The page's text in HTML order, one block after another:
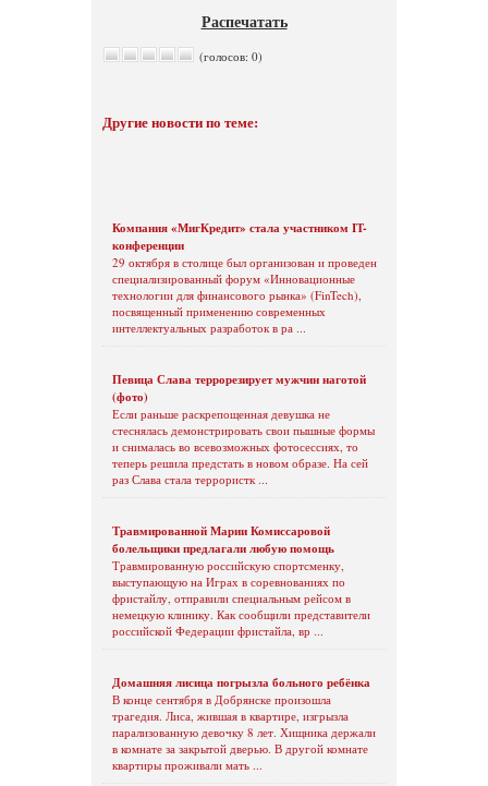
Распечатать
(голосов: 0)
Другие новости по теме:
Компания «МигКредит» стала участником IT-
конференции
29 октября в столице был организован и проведен
специализированный форум «Инновационные
технологии для финансового рынка» (FinTech),
посвященный применению современных
интеллектуальных разработок в ра ...
Певица Слава террорезирует мужчин наготой
(фото)
Если раньше раскрепощенная девушка не
стеснялась демонстрировать свои пышные формы
и снималась во всевозможных фотосессиях, то
теперь решила предстать в новом образе. На сей
раз Слава стала террористк ...
Травмированной Марии Комиссаровой
болельщики предлагали любую помощь
Травмированную российскую спортсменку,
выступающую на Играх в соревнованиях по
фристайлу, отправили специальным рейсом в
немецкую клинику. Как сообщили представители
российской Федерации фристайла, вр ...
Домашняя лисица погрызла больного ребёнка
В конце сентября в Добрянске произошла
трагедия. Лиса, жившая в квартире, изгрызла
парализованную девочку 8 лет. Хищника держали
в комнате за закрытой дверью. В другой комнате
квартиры проживали мать ...